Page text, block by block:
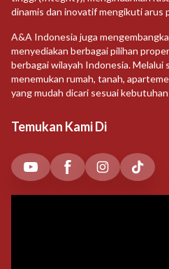
dinamis dan inovatif mengikuti arus
A&A Indonesia juga
menyediakan berbagai pilihan
berbagai wilayah Indonesia. Melalui
menemukan rumah, tanah,
yang mudah dicari sesuai
Temukan Kami Di